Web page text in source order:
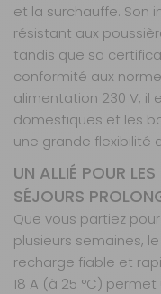
et la surchauffe. Son
résistant aux
tandis que sa
conformité aux
alimentation 230 V, il
domestiques et les
une grande flexibilité
UN ALLIÉ POUR
SÉJOURS
Que vous partiez
plusieurs semaines, le
recharge fiable et
18 A (à 25 °C)